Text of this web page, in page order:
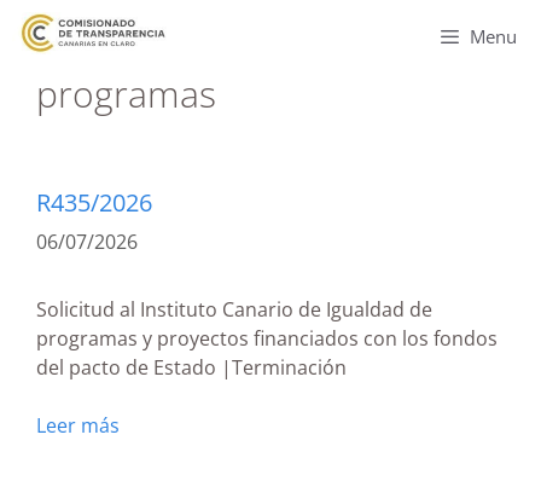
Menu
programas
R435/2026
06/07/2026
Solicitud al Instituto Canario de Igualdad de
programas y proyectos financiados con los fondos
del pacto de Estado |Terminación
Leer más